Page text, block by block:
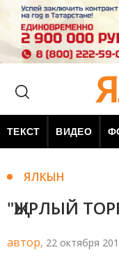
ТЕКСТ ВИДЕО
ЯЛКЫН
"ҖЫРЛЫЙ
автор, 22 октября